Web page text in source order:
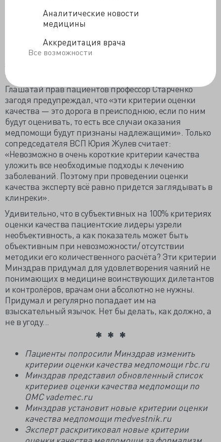
Аналитические новости
медицины
Аккредитация врача
Все возможности
исследования. Всероссийское общество
онкогематологии «Содействие» расстроено
отсутствием списка консультантов при подборе
терапии, не знает, как оценить своевременность и
правильность лечения, «не прописана
видит в критериях субъективизм.
Глашатай прав пациентов профессор Старченко
загодя предупреждал, что «эти критерии оценки
качества — это дорога в преисподнюю, если по ним
будут оценивать, то есть все случаи оказания
медпомощи будут признаны надлежащими». Только
сопредседателя ВСП Юрия Жулев считает:
«Невозможно в очень короткие критерии качества
уложить все необходимые подходы к лечению
заболеваний. Поэтому при проведении оценки
качества эксперту всё равно придется заглядывать в
клинреки».
Удивительно, что в субъективных на 100% критериях
оценки качества пациентские лидеры узрели
необъективность, а как показатель может быть
объективным при невозможности/ отсутствии
методики его количественного расчёта? Эти критерии
Минздрав придумал для удовлетворения чаяний не
понимающих в медицине воинствующих дилетантов
и контролёров, врачам они абсолютно не нужны.
Придумал и регулярно попадает им на
взыскательный язычок. Нет бы делать, как должно, а
не в угоду...
Пациенты попросили Минздрав изменить
критерии оценки качества медпомощи rbc.ru
Минздрав представил обновленный список
критериев оценки качества медпомощи по
ОМС vademec.ru
Минздрав установит новые критерии оценки
качества медпомощи medvestnik.ru
Эксперт раскритиковал новые критерии